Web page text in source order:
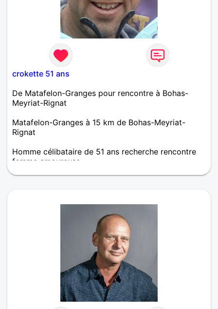
crokette 51 ans
De Matafelon-Granges pour rencontre à Bohas-
Meyriat-Rignat
Matafelon-Granges à 15 km de Bohas-Meyriat-
Rignat
Homme célibataire de 51 ans recherche rencontre
femme amoureuse
Bonjour je m'appelle David j'ai 50 ans je mesure 1 m
deux chiens des lapins des poules je pense être une
personne simple qui vit simplement j'apprécie très
très bien les choses simples de la vie